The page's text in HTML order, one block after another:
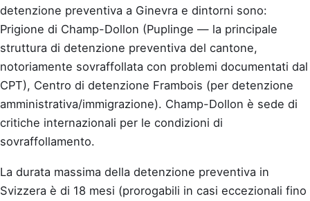
detenzione preventiva a Ginevra e dintorni sono:
Prigione di Champ-Dollon (Puplinge — la principale
struttura di detenzione preventiva del cantone,
notoriamente sovraffollata con problemi documentati dal
CPT), Centro di detenzione Frambois (per detenzione
amministrativa/immigrazione). Champ-Dollon è sede di
critiche internazionali per le condizioni di
sovraffollamento.
La durata massima della detenzione preventiva in
Svizzera è di 18 mesi (prorogabili in casi eccezionali fino